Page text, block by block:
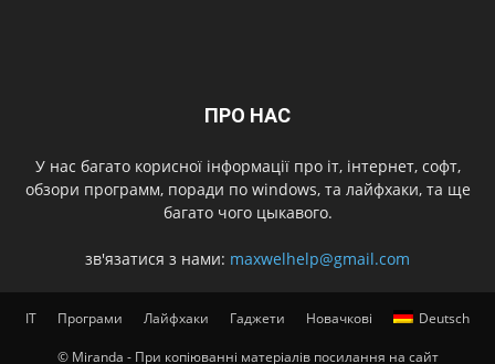
ПРО НАС
У нас багато корисної інформації про іт, інтернет, софт,
обзори программ, поради по windows, та лайфхаки, та ще
багато чого цыкавого.
зв'язатися з нами: maxwelhelp@gmail.com
IT Програми Лайфхаки Гаджети Новачкові Deutsch
© Miranda - При копіюванні матеріалів посилання на сайт